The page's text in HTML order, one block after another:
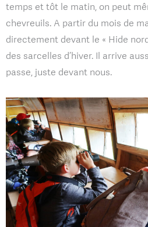
temps et tôt le matin, on peut
chevreuils. A partir du mois de
directement devant le « Hide
des sarcelles d’hiver. Il arrive
passe, juste devant nous.